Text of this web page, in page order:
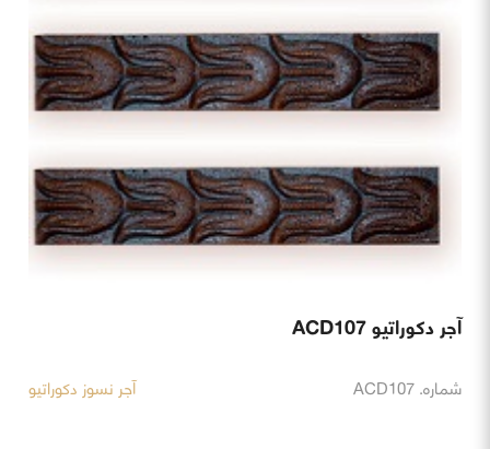
آجر دکوراتیو ACD107
شماره. ACD107 آجر نسوز دکوراتیو